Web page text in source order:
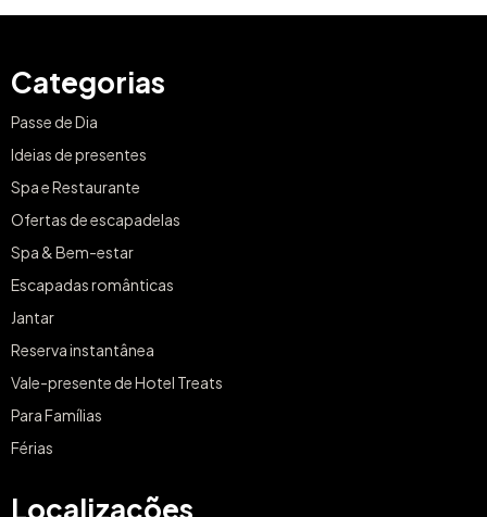
Categorias
Passe de Dia
Ideias de presentes
Spa e Restaurante
Ofertas de escapadelas
Spa & Bem-estar
Escapadas românticas
Jantar
Reserva instantânea
Vale-presente de Hotel Treats
Para Famílias
Férias
Localizações